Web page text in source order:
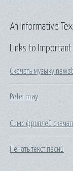
Links to
Скачать музыку
Peter may
Симс фриплей
Печать текст песни
An Informative